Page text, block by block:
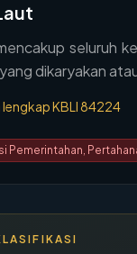
seluruh
dikaryakan
KBLI84224
Pemerintahan,